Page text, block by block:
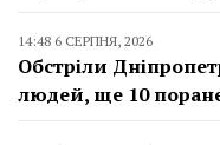
14:48 6 СЕРПНЯ, 2026
Обстріли
людей, ще 10